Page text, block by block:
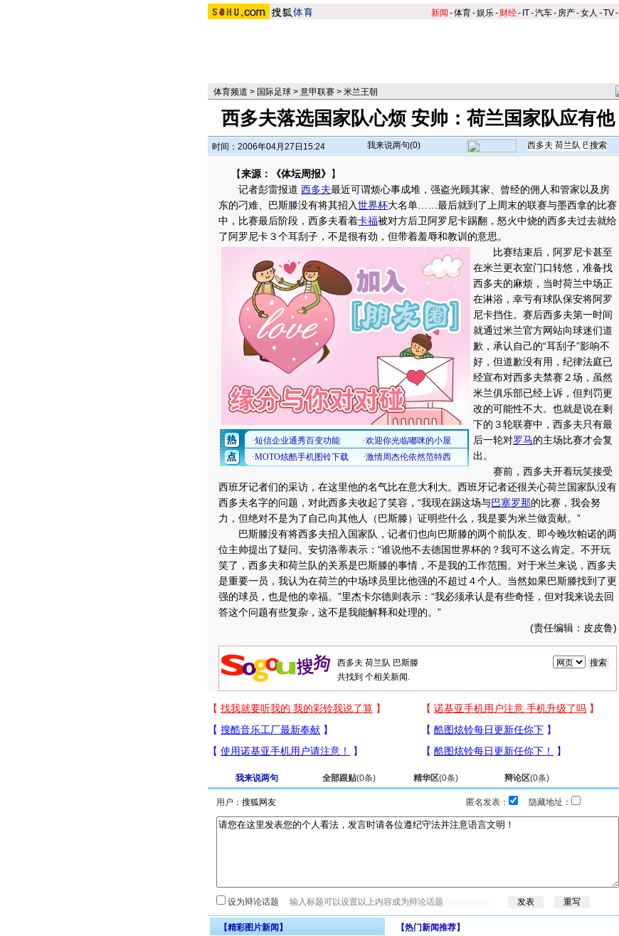
新闻 -体育-娱乐- 财经- IT-汽车- 房产-女人 -TV-
体育频道 > 国际足球 > 意甲联赛 > 米兰王朝
西多夫落选国家队心烦 安帅：荷兰国家队应有他
时间：2006年04月27日15:24 我来说两句(0)
【来源：《体坛周报》 】
记者彭雷报道 西多夫最近可谓烦心事成堆，强盗光顾其家、曾经的佣人和管家以及房
东的刁难、巴斯滕没有将其招入世界杯大名单……最后就到了上周末的联赛与墨西拿的比赛
中，比赛最后阶段，西多夫看着卡福被对方后卫阿罗尼卡踢翻，怒火中烧的西多夫过去就给
了阿罗尼卡３个耳刮子，不是很有劲，但带着羞辱和教训的意思。
比赛结束后，阿罗尼卡甚至
在米兰更衣室门口转悠，准备找
西多夫的麻烦，当时荷兰中场正
在淋浴，幸亏有球队保安将阿罗
尼卡挡住。赛后西多夫第一时间
就通过米兰官方网站向球迷们道
歉，承认自己的“耳刮子”影响不
好，但道歉没有用，纪律法庭已
经宣布对西多夫禁赛２场，虽然
米兰俱乐部已经上诉，但判罚更
改的可能性不大。也就是说在剩
下的３轮联赛中，西多夫只有最
后一轮对罗马的主场比赛才会复
出。
赛前，西多夫开着玩笑接受
西班牙记者们的采访，在这里他的名气比在意大利大。西班牙记者还很关心荷兰国家队没有
西多夫名字的问题，对此西多夫收起了笑容，“我现在踢这场与巴塞罗那的比赛，我会努
力，但绝对不是为了自己向其他人（巴斯滕）证明些什么，我是要为米兰做贡献。”
巴斯滕没有将西多夫招入国家队，记者们也向巴斯滕的两个前队友、即今晚坎帕诺的两
位主帅提出了疑问。安切洛蒂表示：“谁说他不去德国世界杯的？我可不这么肯定。不开玩
笑了，西多夫和荷兰队的关系是巴斯滕的事情，不是我的工作范围。对于米兰来说，西多夫
是重要一员，我认为在荷兰的中场球员里比他强的不超过４个人。当然如果巴斯滕找到了更
强的球员，也是他的幸福。”里杰卡尔德则表示：“我必须承认是有些奇怪，但对我来说去回
答这个问题有些复杂，这不是我能解释和处理的。”
(责任编辑：皮皮鲁)
共找到 个相关新闻.
我来说两句 全部跟贴(0条) 精华区(0条) 辩论区(0条)
用户： 匿名发表： 隐藏地址：
设为辩论话题
【精彩图片新闻】 【热门新闻推荐】